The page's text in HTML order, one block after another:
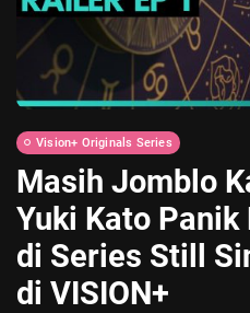
Indonesia vs
July 27, 2026 4
Formula 1
July 23, 2026
Jadwal
Vision+ Originals Series
Masih Jomblo
Yuki Kato
di Series Still
di VISION+